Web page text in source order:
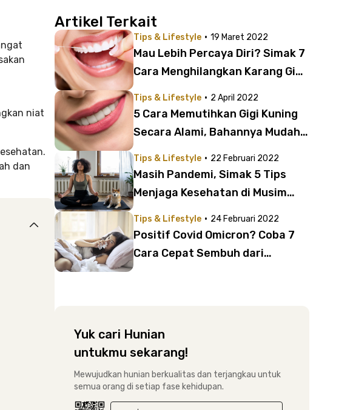
niat
dan
Artikel Terkait
Tips & Lifestyle · 19 Maret 2022
Mau Lebih Percaya Diri? Simak 7
Cara Menghilangkan Karang Gigi
Tips & Lifestyle · 2 April 2022
5 Cara Memutihkan Gigi Kuning
Secara Alami, Bahannya Mudah
Tips & Lifestyle · 22 Februari 2022
Masih Pandemi, Simak 5 Tips
Menjaga Kesehatan di Musim
Tips & Lifestyle · 24 Februari 2022
Positif Covid Omicron? Coba 7
Cara Cepat Sembuh dari
Yuk cari Hunian
untukmu sekarang!
Mewujudkan hunian berkualitas dan terjangkau untuk
semua orang di setiap fase kehidupan.